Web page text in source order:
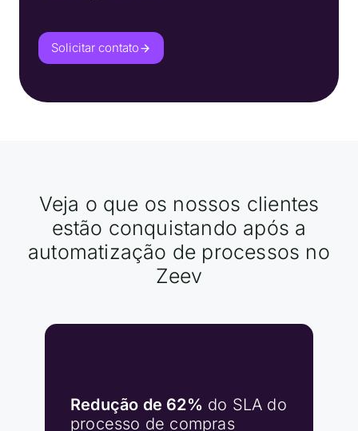
Solicitar contato
Veja o que os nossos clientes
estão conquistando após a
automatização de processos no
Zeev
Redução de 62% do SLA do
processo de compras